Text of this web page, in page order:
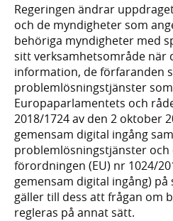
Regeringen ändrar
och de myndigheter som
behöriga myndigheter med
sitt verksamhetsområde när
information, de förfaranden
problemlösningstjänster
Europaparlamentets och
2018/1724 av den 2 oktober
gemensam digital ingång
problemlösningstjänster och
förordningen (EU) nr 1024/
gemensam digital ingång)
gäller till dess att frågan om
regleras på annat sätt.